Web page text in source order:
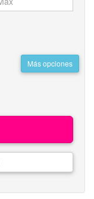
Más opciones